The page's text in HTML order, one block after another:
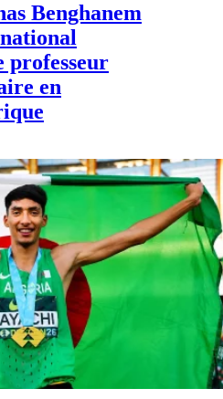
Benghanem
professeur
en